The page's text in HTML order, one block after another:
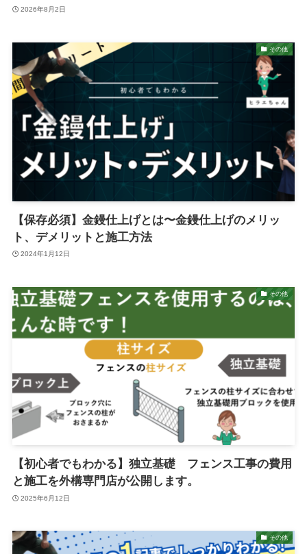
2026年8月2日
その他
【保存必須】金鏝仕上げとは〜金鏝仕上げのメリッ
ト、デメリットと施工方法
2024年1月12日
その他
【初心者でもわかる】独立基礎 フェンス工事の費用
と施工を外構専門店が公開します。
2025年6月12日
その他